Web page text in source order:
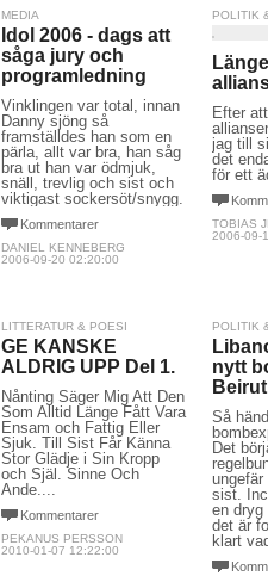
MEDIA
Idol 2006 - dags att
såga jury och
programledning
Vinklingen var total, innan
Danny sjöng så
framställdes han som en
pärla, allt var bra, han såg
bra ut han var ödmjuk,
snäll, trevlig och sist och
viktigast sockersöt/snygg.
Kommentarer
DANIEL KENNEBERG
2006-09-20 02:20:00
POLITIK
Efter
jag till
det
för ett
TOBIAS
2006-09-
LITTERATUR & POESI
GE KANSKE
ALDRIG UPP Del 1.
Nånting Säger Mig Att Den
Som Alltid Länge Fått Vara
Ensam och Fattig Eller
Sjuk. Till Sist Får Känna
Stor Glädje i Sin Kropp
och Själ. Sinne Och
Ande....
Kommentarer
PEKANUS PERSSON
2010-01-07 12:22:00
POLITIK
nytt
Beirut
Så
Det
ungefär
sist.
en dryg
det är
klart